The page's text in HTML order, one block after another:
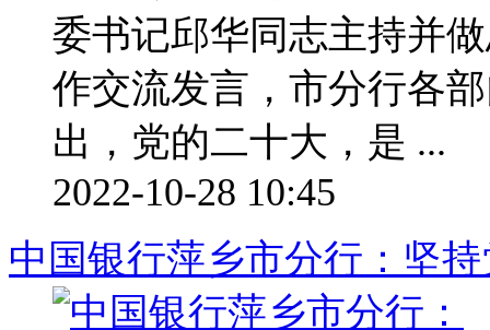
委书记邱华同志主持并
作交流发言，市分行各
出，党的二十大，是 ...
2022-10-28 10:45
中国银行萍乡市分行：坚